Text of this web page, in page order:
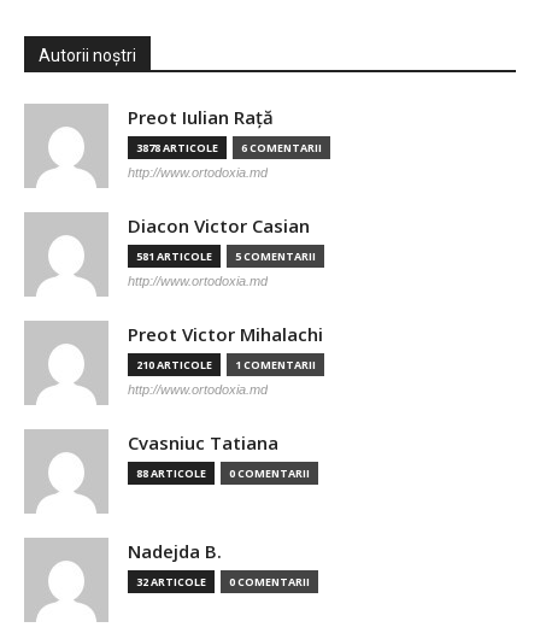
Autorii noștri
Preot Iulian Raţă
3878 ARTICOLE 6 COMENTARII
http://www.ortodoxia.md
Diacon Victor Casian
581 ARTICOLE 5 COMENTARII
http://www.ortodoxia.md
Preot Victor Mihalachi
210 ARTICOLE 1 COMENTARII
http://www.ortodoxia.md
Cvasniuc Tatiana
88 ARTICOLE 0 COMENTARII
Nadejda B.
32 ARTICOLE 0 COMENTARII